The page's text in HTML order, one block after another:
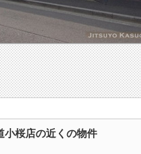
小桜店の近くの物件